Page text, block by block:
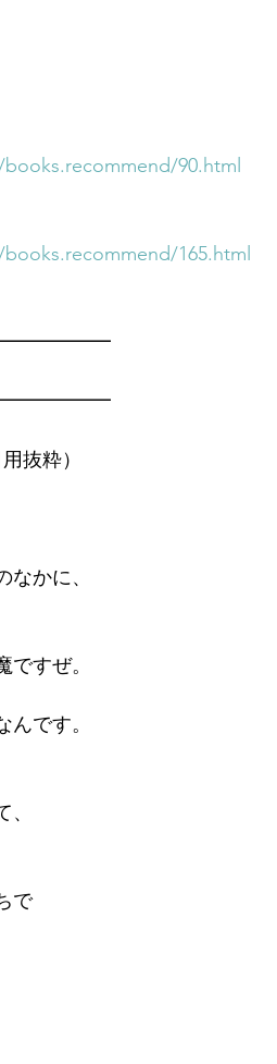
90.html
165.html
抜粋）
かに、
すぜ。
です。
で